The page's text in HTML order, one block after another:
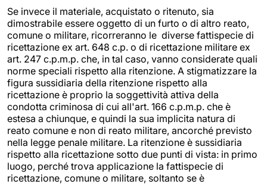
Se invece il materiale, acquistato o ritenuto, sia
dimostrabile essere oggetto di un furto o di altro reato,
comune o militare, ricorreranno le diverse fattispecie di
ricettazione ex art. 648 c.p. o di ricettazione militare ex
art. 247 c.p.m.p. che, in tal caso, vanno considerate quali
norme speciali rispetto alla ritenzione. A stigmatizzare la
figura sussidiaria della ritenzione rispetto alla
ricettazione è proprio la soggettività attiva della
condotta criminosa di cui all'art. 166 c.p.m.p. che è
estesa a chiunque, e quindi la sua implicita natura di
reato comune e non di reato militare, ancorché previsto
nella legge penale militare. La ritenzione è sussidiaria
rispetto alla ricettazione sotto due punti di vista: in primo
luogo, perché trova applicazione la fattispecie di
ricettazione, comune o militare, soltanto se è